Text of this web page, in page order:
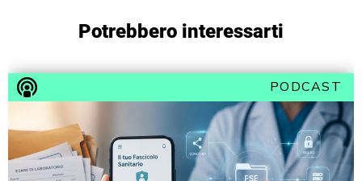
Potrebbero interessarti
PODCAST